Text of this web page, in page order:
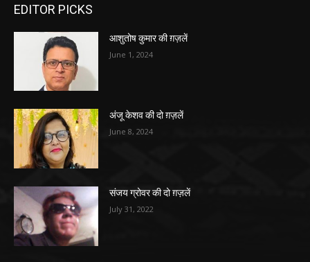
EDITOR PICKS
आशुतोष कुमार की ग़ज़लें
June 1, 2024
अंजू केशव की दो ग़ज़लें
June 8, 2024
संजय ग्रोवर की दो ग़ज़लें
July 31, 2022